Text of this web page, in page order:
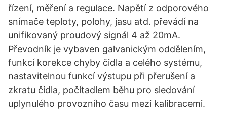
řízení, měření a regulace. Napětí z odporového
snímače teploty, polohy, jasu atd. převádí na
unifikovaný proudový signál 4 až 20mA.
Převodník je vybaven galvanickým oddělením,
funkcí korekce chyby čidla a celého systému,
nastavitelnou funkcí výstupu při přerušení a
zkratu čidla, počítadlem běhu pro sledování
uplynulého provozního času mezi kalibracemi.